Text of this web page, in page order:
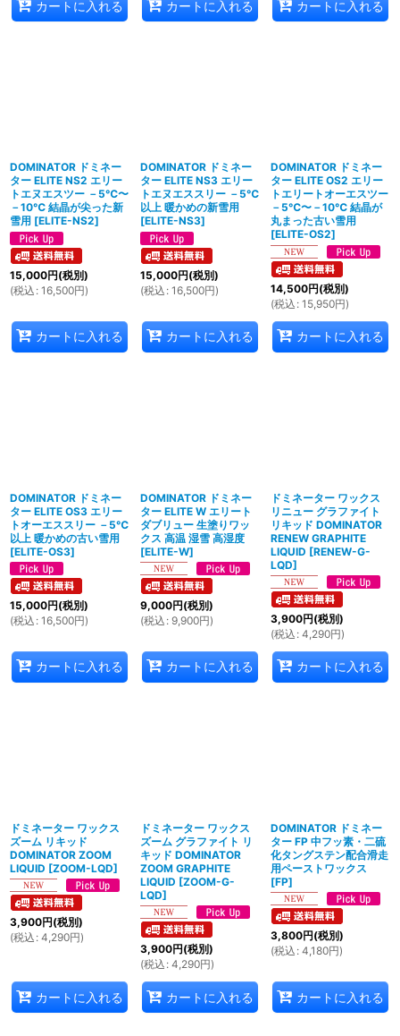
カートに入れる カートに入れる カートに入れる
DOMINATOR ドミネー
ター ELITE NS2 エリー
トエヌエスツー －5℃〜
－10℃ 結晶が尖った新
雪用 [ELITE-NS2]
15,000円(税別)
(税込 : 16,500円)
カートに入れる
DOMINATOR ドミネー
ター ELITE NS3 エリー
トエヌエススリー －5℃
以上 暖かめの新雪用
[ELITE-NS3]
15,000円(税別)
(税込 : 16,500円)
カートに入れる
DOMINATOR ドミネー
ター ELITE OS2 エリー
トエリートオーエスツー
－5℃〜－10℃ 結晶が
丸まった古い雪用
[ELITE-OS2]
14,500円(税別)
(税込 : 15,950円)
カートに入れる
DOMINATOR ドミネー
ター ELITE OS3 エリー
トオーエススリー －5℃
以上 暖かめの古い雪用
[ELITE-OS3]
15,000円(税別)
(税込 : 16,500円)
カートに入れる
DOMINATOR ドミネー
ター ELITE W エリート
ダブリュー 生塗りワッ
クス 高温 湿雪 高湿度
[ELITE-W]
9,000円(税別)
(税込 : 9,900円)
カートに入れる
ドミネーター ワックス
リニュー グラファイト
リキッド DOMINATOR
RENEW GRAPHITE
LIQUID [RENEW-G-
LQD]
3,900円(税別)
(税込 : 4,290円)
カートに入れる
ドミネーター ワックス
ズーム リキッド
DOMINATOR ZOOM
LIQUID [ZOOM-LQD]
3,900円(税別)
(税込 : 4,290円)
カートに入れる
ドミネーター ワックス
ズーム グラファイト リ
キッド DOMINATOR
ZOOM GRAPHITE
LIQUID [ZOOM-G-
LQD]
3,900円(税別)
(税込 : 4,290円)
カートに入れる
DOMINATOR ドミネー
ター FP 中フッ素・二硫
化タングステン配合滑走
用ペーストワックス
[FP]
3,800円(税別)
(税込 : 4,180円)
カートに入れる